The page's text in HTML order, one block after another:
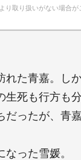
り取り扱いがない場合が
た青嘉。し
死も行方も分
ったが、青
った雪媛。